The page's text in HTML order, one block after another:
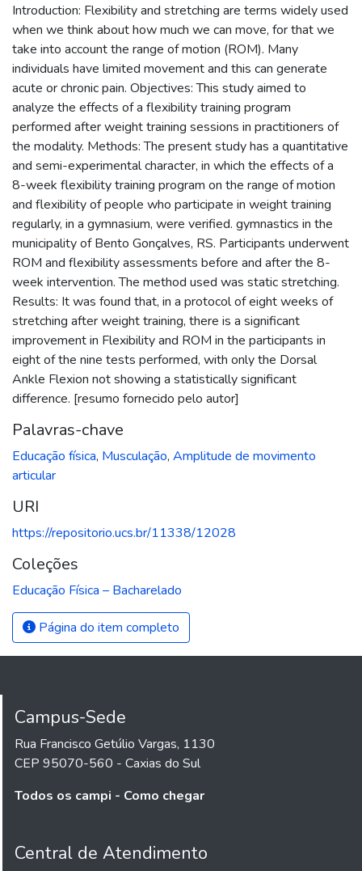
Introduction: Flexibility and stretching are terms widely used
when we think about how much we can move, for that we
take into account the range of motion (ROM). Many
individuals have limited movement and this can generate
acute or chronic pain. Objectives: This study aimed to
analyze the effects of a flexibility training program
performed after weight training sessions in practitioners of
the modality. Methods: The present study has a quantitative
and semi-experimental character, in which the effects of a
8-week flexibility training program on the range of motion
and flexibility of people who participate in weight training
regularly, in a gymnasium, were verified. gymnastics in the
municipality of Bento Gonçalves, RS. Participants underwent
ROM and flexibility assessments before and after the 8-
week intervention. The method used was static stretching.
Results: It was found that, in a protocol of eight weeks of
stretching after weight training, there is a significant
improvement in Flexibility and ROM in the participants in
eight of the nine tests performed, with only the Dorsal
Ankle Flexion not showing a statistically significant
difference. [resumo fornecido pelo autor]
Palavras-chave
Educação física, Musculação, Amplitude de movimento
articular
URI
https://repositorio.ucs.br/11338/12028
Coleções
Educação Física – Bacharelado
Página do item completo
Campus-Sede
Rua Francisco Getúlio Vargas, 1130
CEP 95070-560 - Caxias do Sul
Todos os campi - Como chegar
Central de Atendimento